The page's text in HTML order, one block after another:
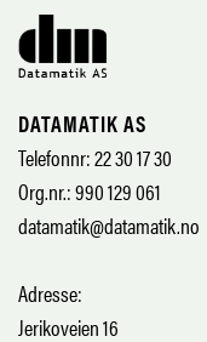
DATAMATIK AS
Telefonnr: 22 30 17 30
Org.nr.: 990 129 061
datamatik@datamatik.no
Adresse:
Jerikoveien 16